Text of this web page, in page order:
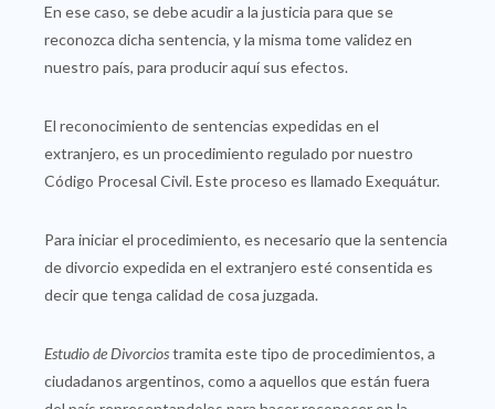
En ese caso, se debe acudir a la justicia para que se
reconozca dicha sentencia, y la misma tome validez en
nuestro país, para producir aquí sus efectos.
El reconocimiento de sentencias expedidas en el
extranjero, es un procedimiento regulado por nuestro
Código Procesal Civil. Este proceso es llamado Exequátur.
Para iniciar el procedimiento, es necesario que la sentencia
de divorcio expedida en el extranjero esté consentida es
decir que tenga calidad de cosa juzgada.
Estudio de Divorciostramita este tipo de procedimientos, a
ciudadanos argentinos, como a aquellos que están fuera